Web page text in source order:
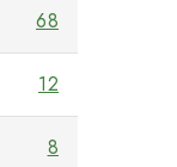
68
12
8